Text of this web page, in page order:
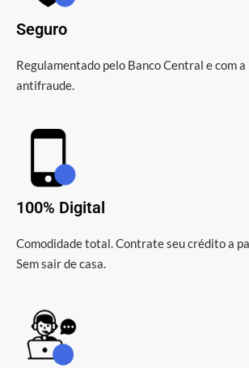
Seguro
Regulamentado pelo Banco Central e com
antifraude.
100% Digital
Comodidade total. Contrate seu crédito a
Sem sair de casa.